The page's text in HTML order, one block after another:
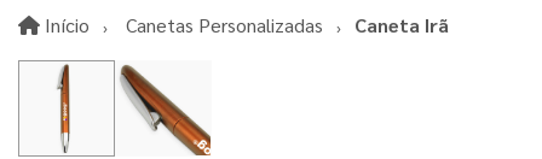
Início InícioCanetas Personalizadas Caneta Irã